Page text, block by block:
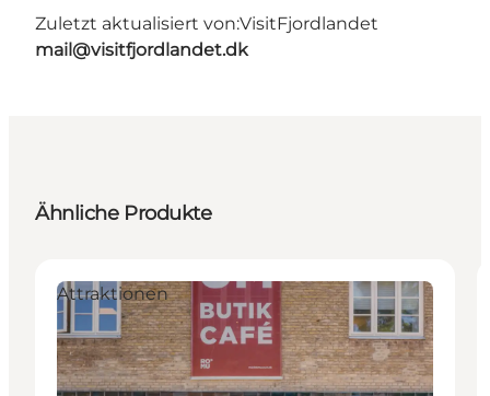
Zuletzt aktualisiert von:VisitFjordlandet
mail@visitfjordlandet.dk
Ähnliche Produkte
Attraktionen